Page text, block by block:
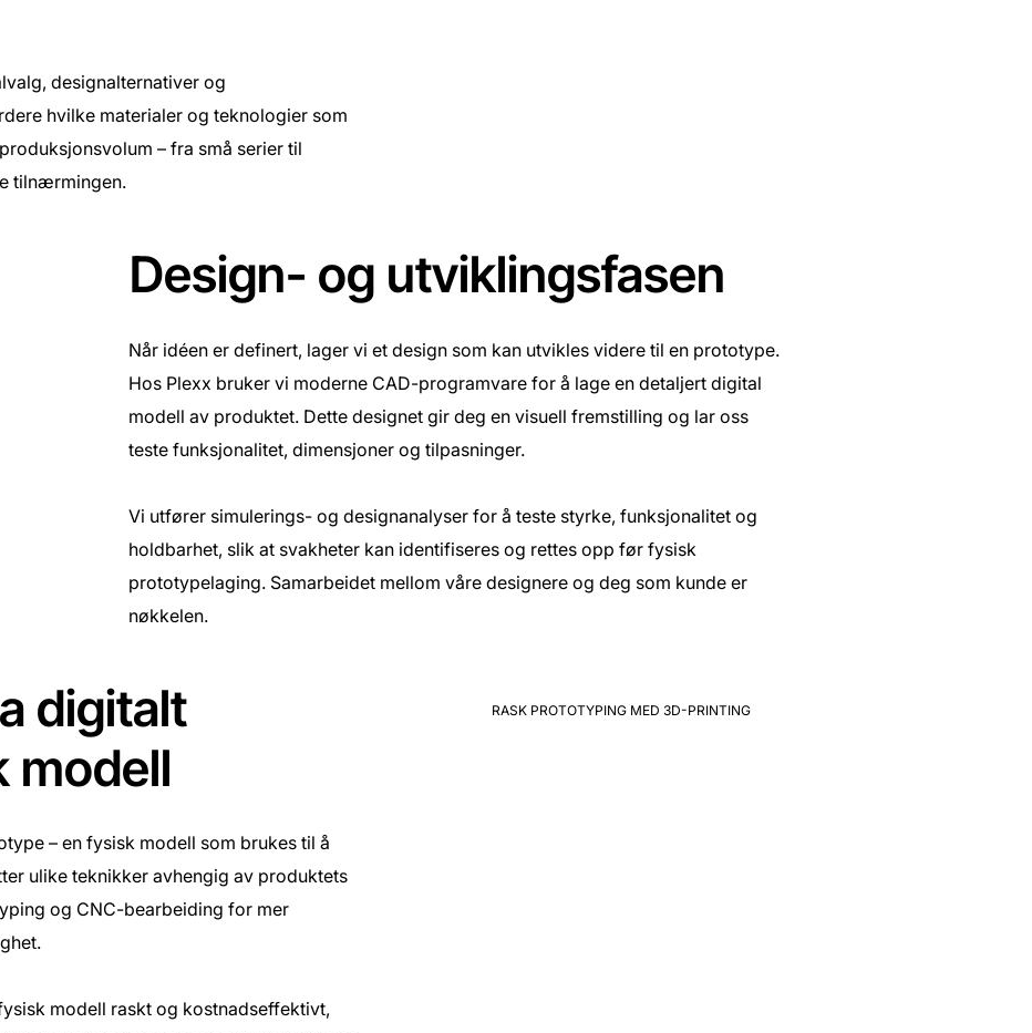
designalternativer og
hvilke materialer og teknologier som
– fra små serier til
tilnærmingen.
Design- og utviklingsfasen
Når idéen er definert, lager vi et design som kan utvikles videre til en prototype.
Hos Plexx bruker vi moderne CAD-programvare for å lage en detaljert digital
modell av produktet. Dette designet gir deg en visuell fremstilling og lar oss
teste funksjonalitet, dimensjoner og tilpasninger.
Vi utfører simulerings- og designanalyser for å teste styrke, funksjonalitet og
holdbarhet, slik at svakheter kan identifiseres og rettes opp før fysisk
prototypelaging. Samarbeidet mellom våre designere og deg som kunde er
nøkkelen.
digitalt
modell
– en fysisk modell som brukes til å
ulike teknikker avhengig av produktets
og CNC-bearbeiding for mer
modell raskt og kostnadseffektivt,
RASK PROTOTYPING MED 3D-PRINTING